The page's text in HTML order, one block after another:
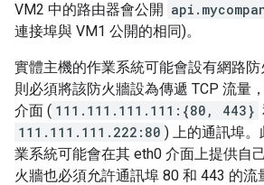
VM2 中的路由器會公開
連接埠與 VM1 公開的相同)。
實體主機的作業系統可能會設有網路防
則必須將該防火牆設為傳遞 TCP 流量
介面 ( 111.111.111.111:{80, 443}
111.111.111.222:80 ) 上的通訊埠
業系統可能會在其 eth0 介面上提供自
火牆也必須允許通訊埠 80 和 443 的流